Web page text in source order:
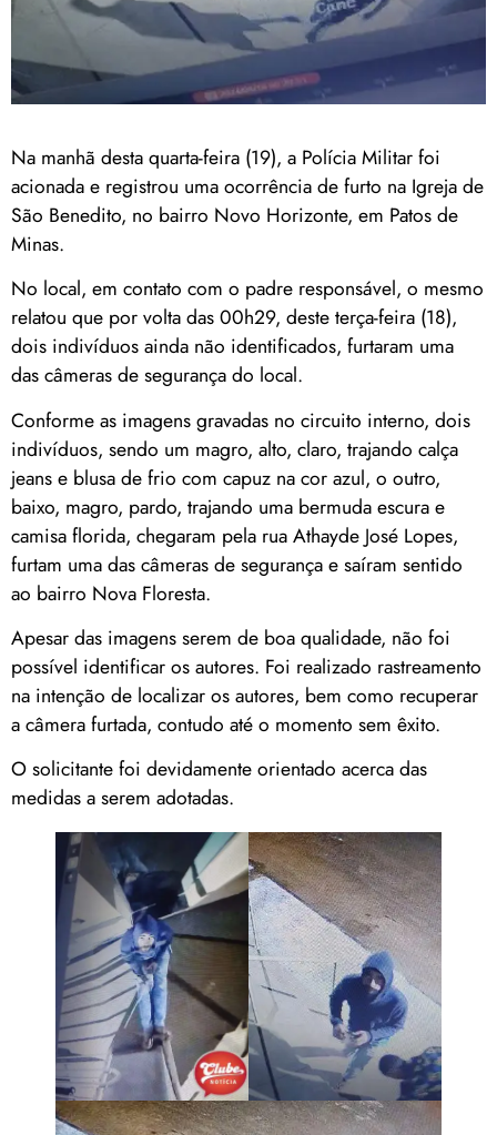
Na manhã desta quarta-feira (19), a Polícia Militar foi
acionada e registrou uma ocorrência de furto na Igreja de
São Benedito, no bairro Novo Horizonte, em Patos de
Minas.
No local, em contato com o padre responsável, o mesmo
relatou que por volta das 00h29, deste terça-feira (18),
dois indivíduos ainda não identificados, furtaram uma
das câmeras de segurança do local.
Conforme as imagens gravadas no circuito interno, dois
indivíduos, sendo um magro, alto, claro, trajando calça
jeans e blusa de frio com capuz na cor azul, o outro,
baixo, magro, pardo, trajando uma bermuda escura e
camisa florida, chegaram pela rua Athayde José Lopes,
furtam uma das câmeras de segurança e saíram sentido
ao bairro Nova Floresta.
Apesar das imagens serem de boa qualidade, não foi
possível identificar os autores. Foi realizado rastreamento
na intenção de localizar os autores, bem como recuperar
a câmera furtada, contudo até o momento sem êxito.
O solicitante foi devidamente orientado acerca das
medidas a serem adotadas.